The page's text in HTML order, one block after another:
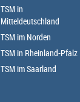
TSM in
Mitteldeutschland
TSM im Norden
TSM in Rheinland-Pfalz
TSM im Saarland